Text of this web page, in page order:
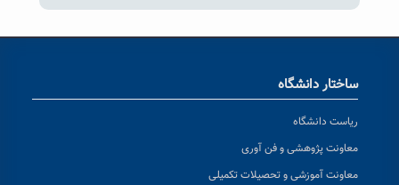
ساختار دانشگاه
ریاست دانشگاه
معاونت پژوهشی و فن آوری
معاونت آموزشی و تحصیلات تکمیلی